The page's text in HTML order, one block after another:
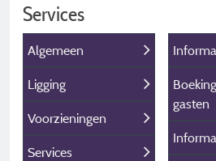
Services
Algemeen
Ligging
Voorzieningen
Services
gasten